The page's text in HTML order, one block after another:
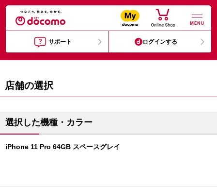
MENU
サポート ログインする
店舗の選択
選択した機種・カラー
iPhone 11 Pro 64GB スペースグレイ